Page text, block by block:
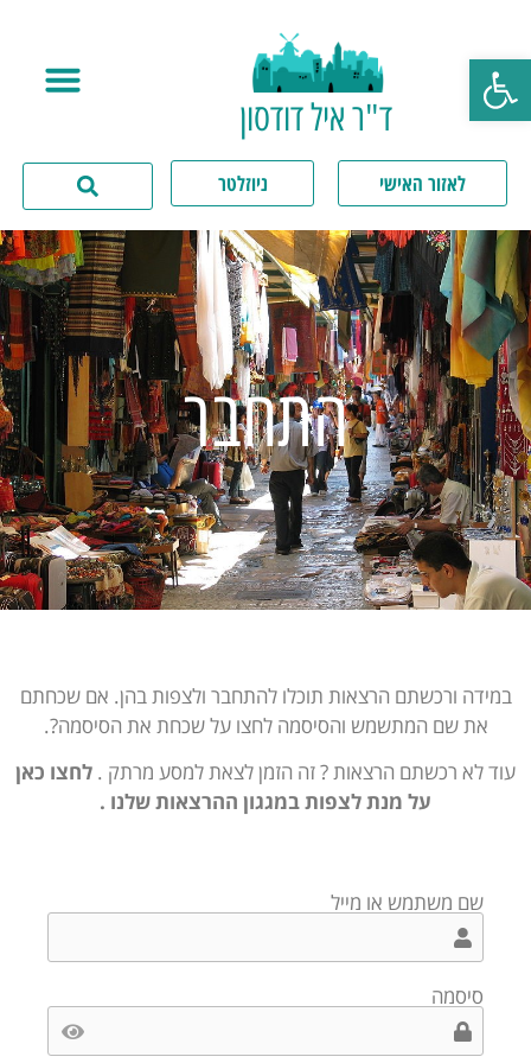
פתח סרגל נגישות
ד"ר איל דודסון
לאזור האישי ניוזלטר
התחבר
במידה ורכשתם הרצאות תוכלו להתחבר ולצפות בהן. אם שכחתם
את שם המתשמש והסיסמה לחצו על שכחת את הסיסמה?.
עוד לא רכשתם הרצאות ? זה הזמן לצאת למסע מרתק . לחצו כאן
על מנת לצפות במגגון ההרצאות שלנו .
שם משתמש או מייל
סיסמה